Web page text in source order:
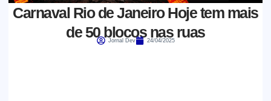
Carnaval Rio de Janeiro Hoje tem mais
de 50 blocos nas ruas
Jornal Dev 24/04/2025